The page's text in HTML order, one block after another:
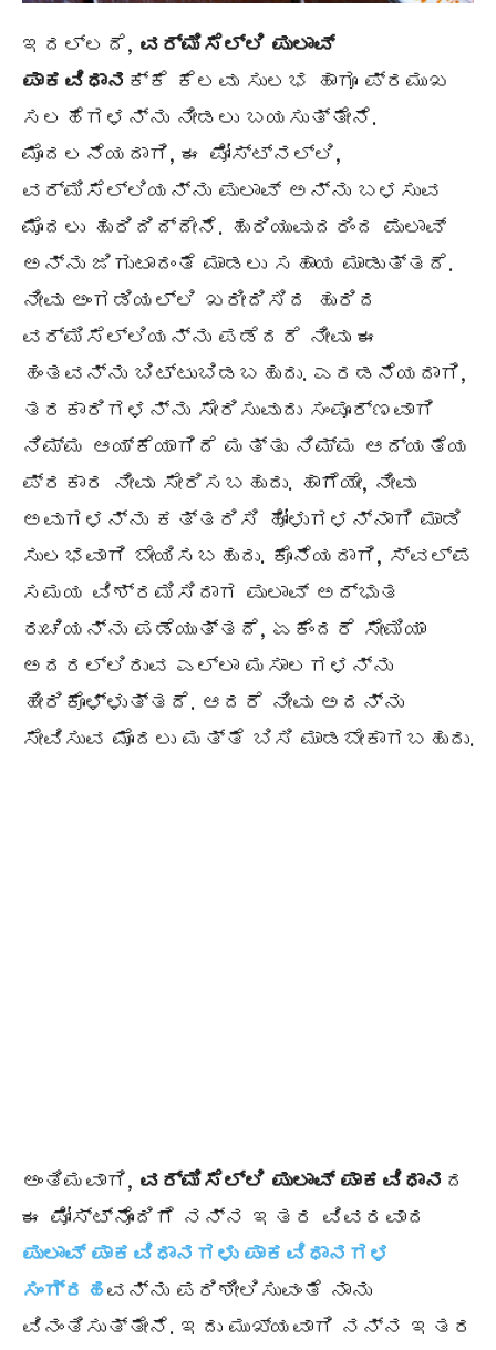
ಇದಲ್ಲದೆ, ವರ್ಮಿಸೆಲ್ಲಿ ಪುಲಾವ್
ಪಾಕವಿಧಾನ ಕ್ಕೆ ಕೆಲವು ಸುಲಭ ಹಾಗೂ ಪ್ರಮುಖ
ಸಲಹೆಗಳನ್ನು ನೀಡಲು ಬಯಸುತ್ತೇನೆ.
ಮೊದಲನೆಯದಾಗಿ, ಈ ಪೋಸ್ಟ್‌ನಲ್ಲಿ,
ವರ್ಮಿಸೆಲ್ಲಿಯನ್ನು ಪುಲಾವ್ ಅನ್ನು ಬಳಸುವ
ಮೊದಲು ಹುರಿದಿದ್ದೇನೆ. ಹುರಿಯುವುದರಿಂದ ಪುಲಾವ್
ಅನ್ನು ಜಿಗುಟಾದಂತೆ ಮಾಡಲು ಸಹಾಯ ಮಾಡುತ್ತದೆ.
ನೀವು ಅಂಗಡಿಯಲ್ಲಿ ಖರೀದಿಸಿದ ಹುರಿದ
ವರ್ಮಿಸೆಲ್ಲಿಯನ್ನು ಪಡೆದರೆ ನೀವು ಈ
ಹಂತವನ್ನು ಬಿಟ್ಟುಬಿಡಬಹುದು. ಎರಡನೆಯದಾಗಿ,
ತರಕಾರಿಗಳನ್ನು ಸೇರಿಸುವುದು ಸಂಪೂರ್ಣವಾಗಿ
ನಿಮ್ಮ ಆಯ್ಕೆಯಾಗಿದೆ ಮತ್ತು ನಿಮ್ಮ ಆದ್ಯತೆಯ
ಪ್ರಕಾರ ನೀವು ಸೇರಿಸಬಹುದು. ಹಾಗೆಯೇ, ನೀವು
ಅವುಗಳನ್ನು ಕತ್ತರಿಸಿ ಹೋಳುಗಳನ್ನಾಗಿ ಮಾಡಿ
ಸುಲಭವಾಗಿ ಬೇಯಿಸಬಹುದು. ಕೊನೆಯದಾಗಿ, ಸ್ವಲ್ಪ
ಸಮಯ ವಿಶ್ರಮಿಸಿದಾಗ ಪುಲಾವ್ ಅದ್ಭುತ
ರುಚಿಯನ್ನು ಪಡೆಯುತ್ತದೆ, ಏಕೆಂದರೆ ಸೇಮಿಯಾ
ಅದರಲ್ಲಿರುವ ಎಲ್ಲಾ ಮಸಾಲಗಳನ್ನು
ಹೀರಿಕೊಳ್ಳುತ್ತದೆ. ಆದರೆ ನೀವು ಅದನ್ನು
ಸೇವಿಸುವ ಮೊದಲು ಮತ್ತೆ ಬಿಸಿ ಮಾಡಬೇಕಾಗಬಹುದು.
ಅಂತಿಮವಾಗಿ, ವರ್ಮಿಸೆಲ್ಲಿ ಪುಲಾವ್ ಪಾಕವಿಧಾನ ದ
ಈ ಪೋಸ್ಟ್‌ನೊಂದಿಗೆ ನನ್ನ ಇತರ ವಿವರವಾದ
ಪುಲಾವ್ ಪಾಕವಿಧಾನಗಳು ಪಾಕವಿಧಾನಗಳ
ಸಂಗ್ರಹವನ್ನು ಪರಿಶೀಲಿಸುವಂತೆ ನಾನು
ವಿನಂತಿಸುತ್ತೇನೆ. ಇದು ಮುಖ್ಯವಾಗಿ ನನ್ನ ಇತರ